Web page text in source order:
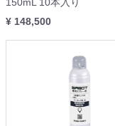
150mL 10本入り
¥ 148,500